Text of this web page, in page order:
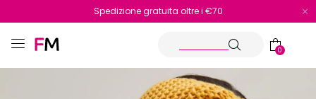
Reso facile e veloce
Spedizione gratuita oltre i €70
0